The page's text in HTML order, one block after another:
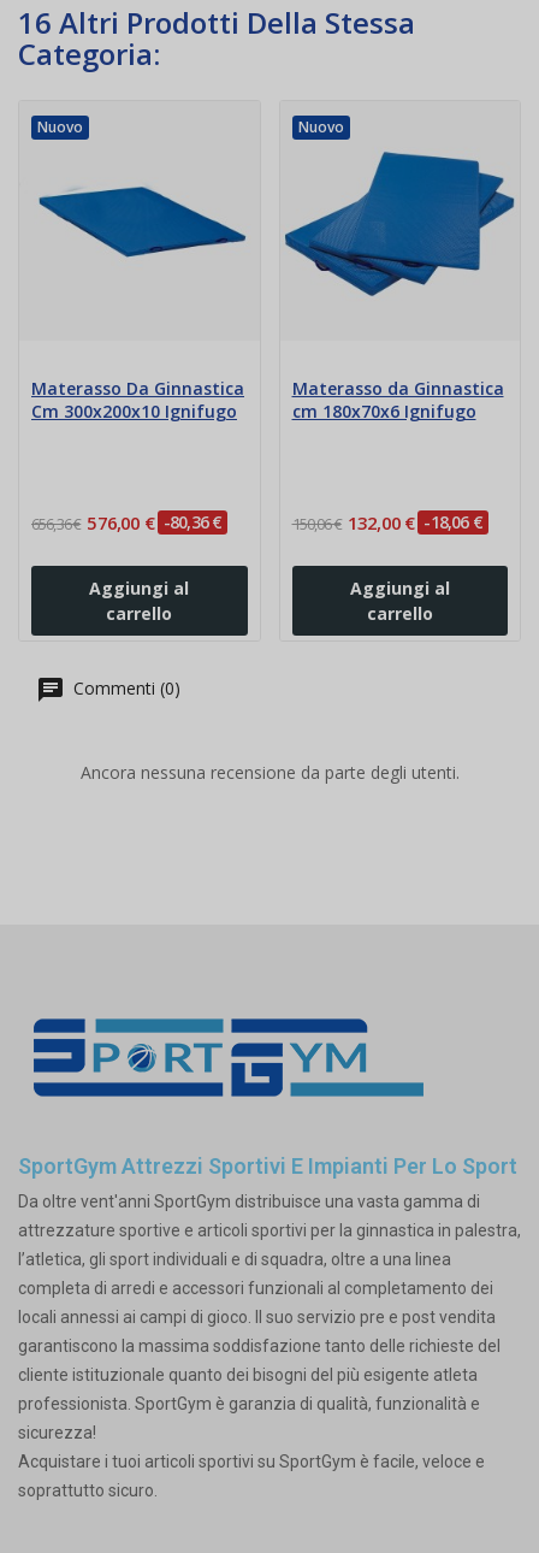
16 Altri Prodotti Della Stessa
Categoria:
Nuovo
Materasso Da Ginnastica
Cm 300x200x10 Ignifugo
656,36 € 576,00 € -80,36 €
Aggiungi al
carrello
Nuovo
Materasso da Ginnastica
cm 180x70x6 Ignifugo
150,06 € 132,00 € -18,06 €
Aggiungi al
carrello
Commenti (0)
Ancora nessuna recensione da parte degli utenti.
SportGym Attrezzi Sportivi E Impianti Per Lo Sport
Da oltre vent'anni SportGym distribuisce una vasta gamma di
attrezzature sportive e articoli sportivi per la ginnastica in palestra,
l’atletica, gli sport individuali e di squadra, oltre a una linea
completa di arredi e accessori funzionali al completamento dei
locali annessi ai campi di gioco. Il suo servizio pre e post vendita
garantiscono la massima soddisfazione tanto delle richieste del
cliente istituzionale quanto dei bisogni del più esigente atleta
professionista. SportGym è garanzia di qualità, funzionalità e
sicurezza!
Acquistare i tuoi articoli sportivi su SportGym è facile, veloce e
soprattutto sicuro.